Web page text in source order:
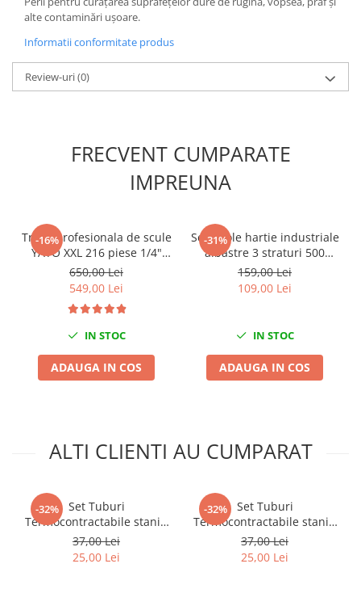
Scule fixare distributie
Alfa romeo
Bmw
Jaguar
Jeep
Land Rover
Seat
Skoda
alte contaminări ușoare.
Informatii conformitate produs
Review-uri(0)
FRECVENT CUMPARATE
IMPREUNA
-16%
Trusa profesionala de scule
YATO XXL 216 piese 1/4"
3/8" 1/2"
650,00 Lei
549,00 Lei
IN STOC
ADAUGA IN COS
-31%
Set 2 role hartie industriale
albastre 3 straturi 500
portii,170M/rola 34x22cm
Mega Blue
159,00 Lei
109,00 Lei
IN STOC
ADAUGA IN COS
ALTI CLIENTI AU CUMPARAT
-32%
Set Tuburi
Termocontractabile staniu
1.5-2.5mm 30buc 105°C
37,00 Lei
25,00 Lei
-32%
Set Tuburi
Termocontractabile staniu
0.5-1.5mm 30buc 105°C
37,00 Lei
25,00 Lei